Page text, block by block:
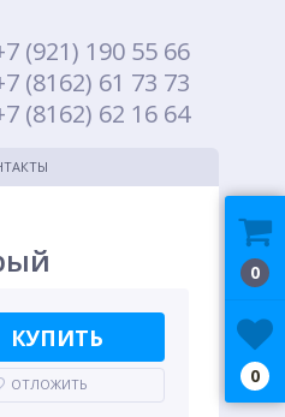
(921) 190 55 66
(8162) 61 73 73
(8162) 62 16 64
КУПИТЬ
ОТЛОЖИТЬ 0
0